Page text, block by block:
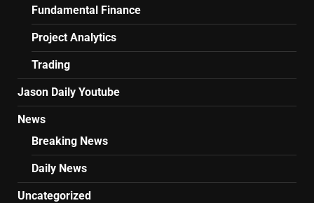
Fundamental Finance
Project Analytics
Trading
Jason Daily Youtube
News
Breaking News
Daily News
Uncategorized